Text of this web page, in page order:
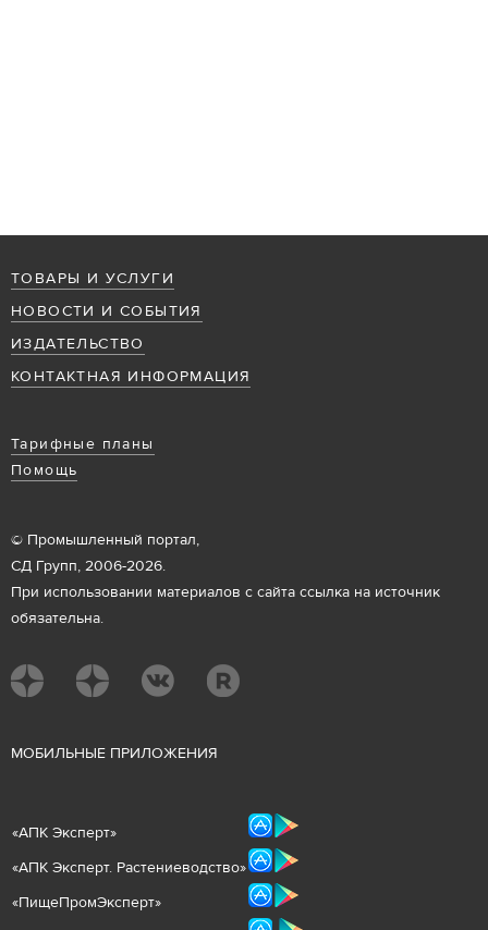
ТОВАРЫ И УСЛУГИ
НОВОСТИ И СОБЫТИЯ
ИЗДАТЕЛЬСТВО
КОНТАКТНАЯ ИНФОРМАЦИЯ
Тарифные планы
Помощь
© Промышленный портал,
СД Групп, 2006-2026.
При использовании материалов с сайта ссылка на источник
обязательна.
МОБИЛЬНЫЕ ПРИЛОЖЕНИЯ
«АПК Эксперт»
«АПК Эксперт. Растениеводство»
«ПищеПромЭксперт»